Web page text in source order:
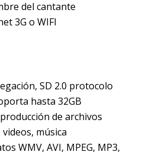
del cantante
3G o WIFI
SD 2.0 protocolo
hasta 32GB
de archivos
música
WMV, AVI, MPEG, MP3,